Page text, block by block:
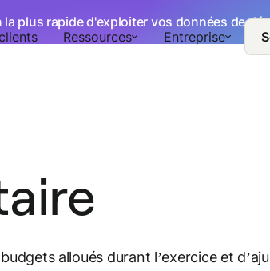
la plus rapide d'exploiter vos données de
Ressources Entreprise
alloués durant l’exercice et